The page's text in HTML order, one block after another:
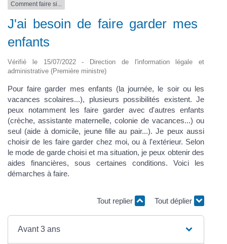
Comment faire si...
J'ai besoin de faire garder mes
enfants
Vérifié le 15/07/2022 - Direction de l'information légale et
administrative (Première ministre)
Pour faire garder mes enfants (la journée, le soir ou les
vacances scolaires...), plusieurs possibilités existent. Je
peux notamment les faire garder avec d'autres enfants
(crèche, assistante maternelle, colonie de vacances...) ou
seul (aide à domicile, jeune fille au pair...). Je peux aussi
choisir de les faire garder chez moi, ou à l'extérieur. Selon
le mode de garde choisi et ma situation, je peux obtenir des
aides financières, sous certaines conditions. Voici les
démarches à faire.
Tout replier Tout déplier
Avant 3 ans